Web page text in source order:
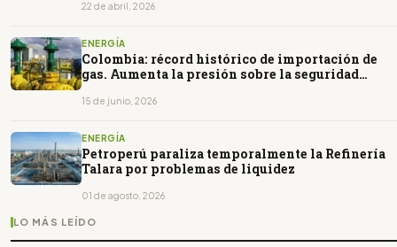
22 de abril, 2026
ENERGÍA
Colombia: récord histórico de importación de
gas. Aumenta la presión sobre la seguridad
15 de junio, 2026
ENERGÍA
Petroperú paraliza temporalmente la Refinería
Talara por problemas de liquidez
01 de agosto, 2026
LO MÁS LEÍDO